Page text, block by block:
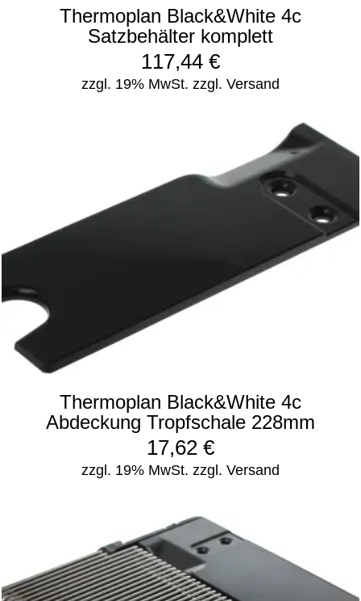
Thermoplan Black&White 4c
Satzbehälter komplett
zzgl. 19% MwSt. zzgl. Versand
117,44 €
Thermoplan Black&White 4c
Abdeckung Tropfschale 228mm
zzgl. 19% MwSt. zzgl. Versand
17,62 €